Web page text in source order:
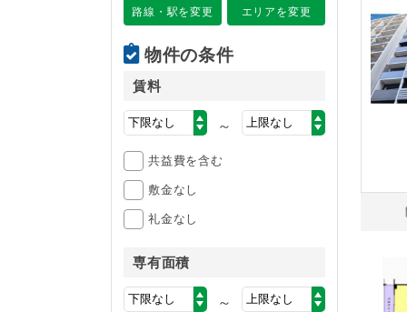
路線・駅を変更 エリアを変更
物件の条件
賃料
～
共益費を含む
敷金なし
礼金なし
専有面積
～